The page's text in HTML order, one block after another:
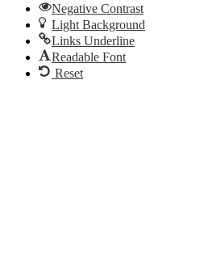
Negative Contrast
Light Background
Links Underline
Readable Font
Reset